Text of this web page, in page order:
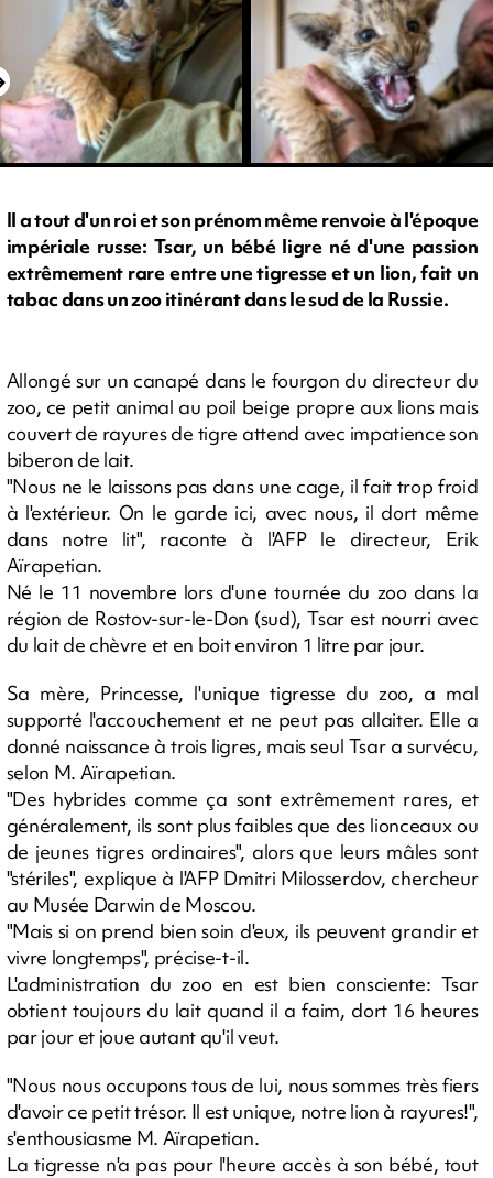
Il a tout d'un roi et son prénom même renvoie à l'époque
impériale russe: Tsar, un bébé ligre né d'une passion
extrêmement rare entre une tigresse et un lion, fait un
tabac dans un zoo itinérant dans le sud de la Russie.
Allongé sur un canapé dans le fourgon du directeur du
zoo, ce petit animal au poil beige propre aux lions mais
couvert de rayures de tigre attend avec impatience son
biberon de lait.
"Nous ne le laissons pas dans une cage, il fait trop froid
à l'extérieur. On le garde ici, avec nous, il dort même
dans notre lit", raconte à l'AFP le directeur, Erik
Aïrapetian.
Né le 11 novembre lors d'une tournée du zoo dans la
région de Rostov-sur-le-Don (sud), Tsar est nourri avec
du lait de chèvre et en boit environ 1 litre par jour.
Sa mère, Princesse, l'unique tigresse du zoo, a mal
supporté l'accouchement et ne peut pas allaiter. Elle a
donné naissance à trois ligres, mais seul Tsar a survécu,
selon M. Aïrapetian.
"Des hybrides comme ça sont extrêmement rares, et
généralement, ils sont plus faibles que des lionceaux ou
de jeunes tigres ordinaires", alors que leurs mâles sont
"stériles", explique à l'AFP Dmitri Milosserdov, chercheur
au Musée Darwin de Moscou.
"Mais si on prend bien soin d'eux, ils peuvent grandir et
vivre longtemps", précise-t-il.
L'administration du zoo en est bien consciente: Tsar
obtient toujours du lait quand il a faim, dort 16 heures
par jour et joue autant qu'il veut.
"Nous nous occupons tous de lui, nous sommes très fiers
d'avoir ce petit trésor. Il est unique, notre lion à rayures!",
s'enthousiasme M. Aïrapetian.
La tigresse n'a pas pour l'heure accès à son bébé, tout